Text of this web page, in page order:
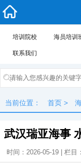
培训院校 海员培训
联系我们
当前位置： 首页 >
武汉瑞亚海事
时间：2026-05-19 | 栏目